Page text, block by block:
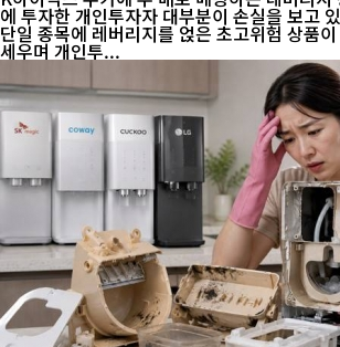
에 투자한 개인투자자 대부분이 손실을 보고
단일 종목에 레버리지를 얹은 초고위험 상품
세우며 개인투...